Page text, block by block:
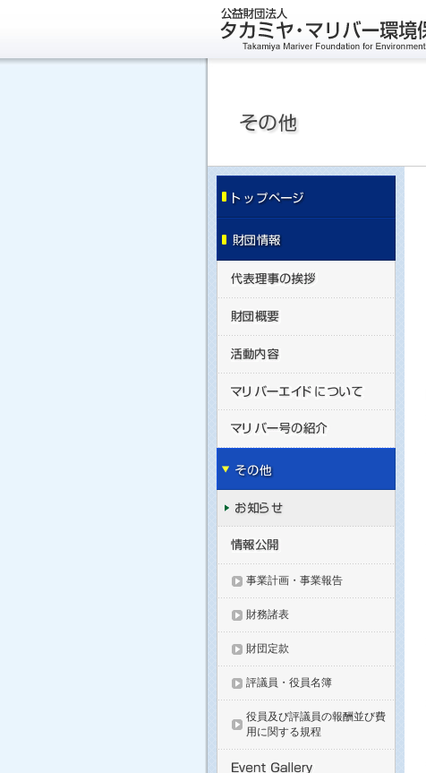
事業計画・事業報告
財務諸表
財団定款
評議員・役員名簿
役員及び評議員の報酬並び費
用に関する規程